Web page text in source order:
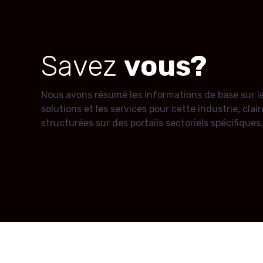
Savez vous?
Nous avons résumé les informations de base sur
solutions et les services pour cette industrie,
structurées sur des portails sectoriels spécifiques.